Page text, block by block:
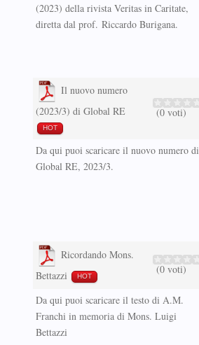
(2023) della rivista Veritas in Caritate,
diretta dal prof. Riccardo Burigana.
Il nuovo numero
(2023/3) di Global RE
HOT
(0 voti)
Da qui puoi scaricare il nuovo numero di
Global RE, 2023/3.
Ricordando Mons.
Bettazzi
HOT
(0 voti)
Da qui puoi scaricare il testo di A.M.
Franchi in memoria di Mons. Luigi
Bettazzi